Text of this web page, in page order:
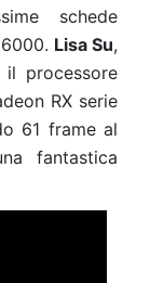
schede
Lisa Su,
processore
RX serie
61 frame al
fantastica